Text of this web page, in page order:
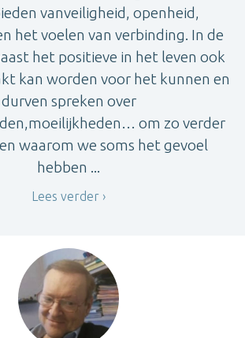
vanveiligheid, openheid,
het voelen van verbinding. In de
het positieve in het leven ook
kan worden voor het kunnen en
durven spreken over
om zo verder
waarom we soms het gevoel
hebben ...
Lees verder